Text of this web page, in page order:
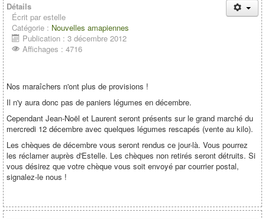
Détails
Écrit par estelle
Catégorie : Nouvelles amapiennes
Publication : 3 décembre 2012
Affichages : 4716
Nos maraîchers n'ont plus de provisions !
Il n'y aura donc pas de paniers légumes en décembre.
Cependant Jean-Noël et Laurent seront présents sur le grand marché du
mercredi 12 décembre avec quelques légumes rescapés (vente au kilo).
Les chèques de décembre vous seront rendus ce jour-là. Vous pourrez
les réclamer auprès d'Estelle. Les chèques non retirés seront détruits. Si
vous désirez que votre chèque vous soit envoyé par courrier postal,
signalez-le nous !